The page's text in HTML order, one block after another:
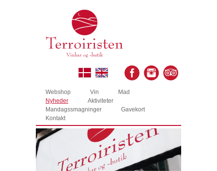
Webshop Vin
Mad
Nyheder
Aktiviteter
Mandagssmagninger
Gavekort
Kontakt